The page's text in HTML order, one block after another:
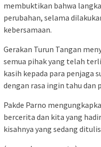
membuktikan bahwa
perubahan, selama
kebersamaan.
Gerakan Turun Tangan
semua pihak yang telah
kasih kepada para penjaga
dengan rasa ingin tahu dan
Pakde Parno
bercerita dan kita yang
kisahnya yang sedang